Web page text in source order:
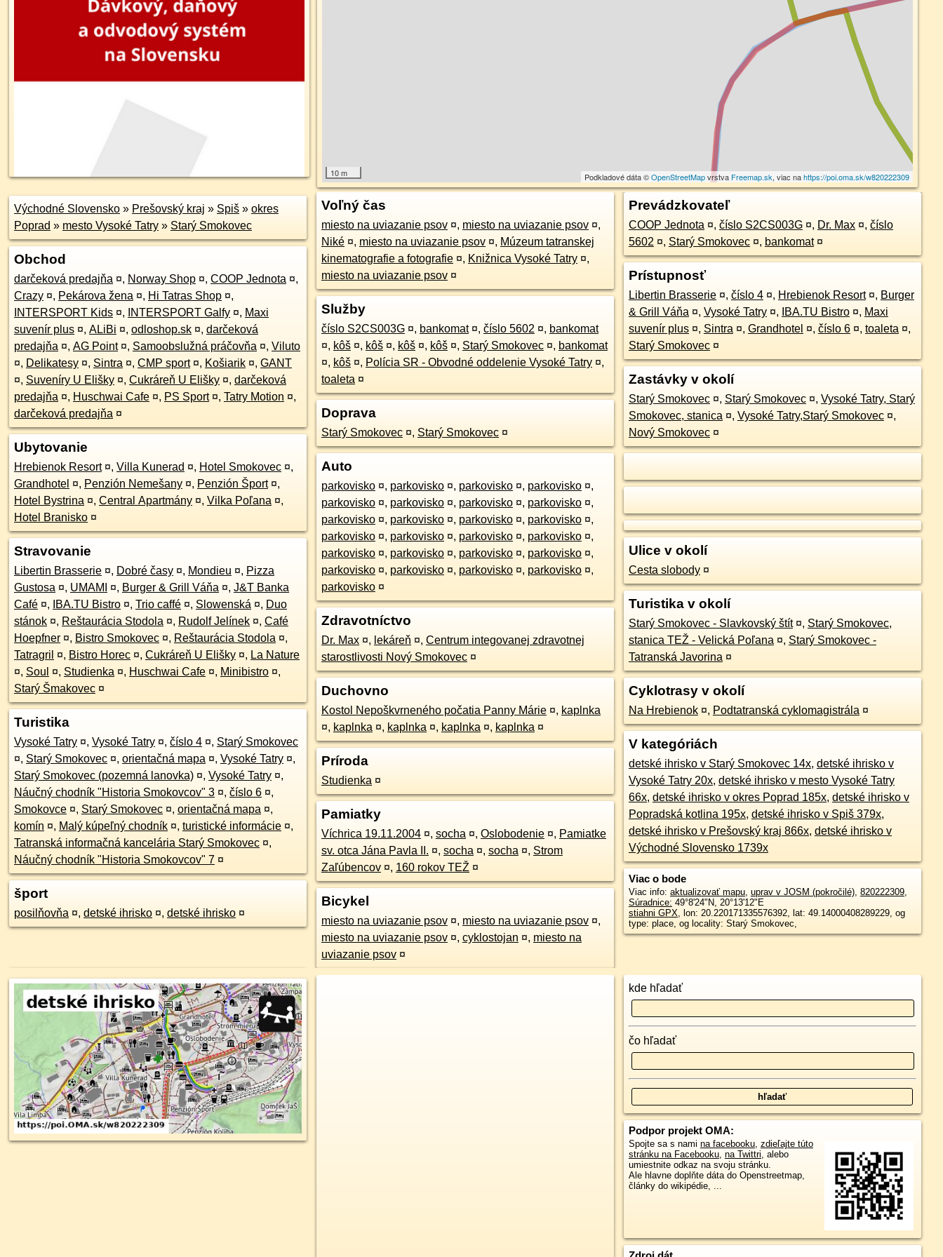
10 m Podkladové dáta ©OpenStreetMapvrstva Freemap.sk, viac nahttps://poi.oma.sk/w820222309
Východné Slovensko » Prešovský kraj » Spiš » okres
Poprad » mesto Vysoké Tatry » Starý Smokovec
Obchod
darčeková predajňa ¤, Norway Shop ¤, COOP Jednota ¤,
Crazy ¤, Pekárova žena ¤, Hi Tatras Shop ¤,
INTERSPORT Kids ¤, INTERSPORT Galfy ¤, Maxi
suvenír plus ¤, ALiBi ¤, odloshop.sk ¤, darčeková
predajňa ¤, AG Point ¤, Samoobslužná práčovňa ¤, Viluto
¤, Delikatesy ¤, Sintra ¤, CMP sport ¤, Košiarik ¤, GANT
¤, Suveníry U Elišky ¤, Cukráreň U Elišky ¤, darčeková
predajňa ¤, Huschwai Cafe ¤, PS Sport ¤, Tatry Motion ¤,
darčeková predajňa ¤
Ubytovanie
Hrebienok Resort ¤, Villa Kunerad ¤, Hotel Smokovec ¤,
Grandhotel ¤, Penzión Nemešany ¤, Penzión Šport ¤,
Hotel Bystrina ¤, Central Apartmány ¤, Vilka Poľana ¤,
Hotel Branisko ¤
Stravovanie
Libertin Brasserie ¤, Dobré časy ¤, Mondieu ¤, Pizza
Gustosa ¤, UMAMI ¤, Burger & Grill Váňa ¤, J&T Banka
Café ¤, IBA.TU Bistro ¤, Trio caffé ¤, Slowenská ¤, Duo
stánok ¤, Reštaurácia Stodola ¤, Rudolf Jelínek ¤, Café
Hoepfner ¤, Bistro Smokovec ¤, Reštaurácia Stodola ¤,
Tatragril ¤, Bistro Horec ¤, Cukráreň U Elišky ¤, La Nature
¤, Soul ¤, Studienka ¤, Huschwai Cafe ¤, Minibistro ¤,
Starý Šmakovec ¤
Turistika
Vysoké Tatry ¤, Vysoké Tatry ¤, číslo 4 ¤, Starý Smokovec
¤, Starý Smokovec ¤, orientačná mapa ¤, Vysoké Tatry ¤,
Starý Smokovec (pozemná lanovka) ¤, Vysoké Tatry ¤,
Náučný chodník "Historia Smokovcov" 3 ¤, číslo 6 ¤,
Smokovce ¤, Starý Smokovec ¤, orientačná mapa ¤,
komín ¤, Malý kúpeľný chodník ¤, turistické informácie ¤,
Tatranská informačná kancelária Starý Smokovec ¤,
Náučný chodník "Historia Smokovcov" 7 ¤
šport
posilňovňa ¤, detské ihrisko ¤, detské ihrisko ¤
Voľný čas
miesto na uviazanie psov ¤, miesto na uviazanie psov ¤,
Niké ¤, miesto na uviazanie psov ¤, Múzeum tatranskej
kinematografie a fotografie ¤, Knižnica Vysoké Tatry ¤,
miesto na uviazanie psov ¤
Služby
číslo S2CS003G ¤, bankomat ¤, číslo 5602 ¤, bankomat
¤, kôš ¤, kôš ¤, kôš ¤, kôš ¤, Starý Smokovec ¤, bankomat
¤, kôš ¤, Polícia SR - Obvodné oddelenie Vysoké Tatry ¤,
toaleta ¤
Doprava
Starý Smokovec ¤, Starý Smokovec ¤
Auto
parkovisko ¤, parkovisko ¤, parkovisko ¤, parkovisko ¤,
parkovisko ¤, parkovisko ¤, parkovisko ¤, parkovisko ¤,
parkovisko ¤, parkovisko ¤, parkovisko ¤, parkovisko ¤,
parkovisko ¤, parkovisko ¤, parkovisko ¤, parkovisko ¤,
parkovisko ¤, parkovisko ¤, parkovisko ¤, parkovisko ¤,
parkovisko ¤, parkovisko ¤, parkovisko ¤, parkovisko ¤,
parkovisko ¤
Zdravotníctvo
Dr. Max ¤, lekáreň ¤, Centrum integovanej zdravotnej
starostlivosti Nový Smokovec ¤
Duchovno
Kostol Nepoškvrneného počatia Panny Márie ¤, kaplnka
¤, kaplnka ¤, kaplnka ¤, kaplnka ¤, kaplnka ¤
Príroda
Studienka ¤
Pamiatky
Víchrica 19.11.2004 ¤, socha ¤, Oslobodenie ¤, Pamiatke
sv. otca Jána Pavla II. ¤, socha ¤, socha ¤, Strom
Zaľúbencov ¤, 160 rokov TEŽ ¤
Bicykel
miesto na uviazanie psov ¤, miesto na uviazanie psov ¤,
miesto na uviazanie psov ¤, cyklostojan ¤, miesto na
uviazanie psov ¤
Prevádzkovateľ
COOP Jednota ¤, číslo S2CS003G ¤, Dr. Max ¤, číslo
5602 ¤, Starý Smokovec ¤, bankomat ¤
Prístupnosť
Libertin Brasserie ¤, číslo 4 ¤, Hrebienok Resort ¤, Burger
& Grill Váňa ¤, Vysoké Tatry ¤, IBA.TU Bistro ¤, Maxi
suvenír plus ¤, Sintra ¤, Grandhotel ¤, číslo 6 ¤, toaleta ¤,
Starý Smokovec ¤
Zastávky v okolí
Starý Smokovec ¤, Starý Smokovec ¤, Vysoké Tatry, Starý
Smokovec, stanica ¤, Vysoké Tatry,Starý Smokovec ¤,
Nový Smokovec ¤
Ulice v okolí
Cesta slobody ¤
Turistika v okolí
Starý Smokovec - Slavkovský štít ¤, Starý Smokovec,
stanica TEŽ - Velická Poľana ¤, Starý Smokovec -
Tatranská Javorina ¤
Cyklotrasy v okolí
Na Hrebienok ¤, Podtatranská cyklomagistrála ¤
V kategóriách
detské ihrisko v Starý Smokovec 14x, detské ihrisko v
Vysoké Tatry 20x, detské ihrisko v mesto Vysoké Tatry
66x, detské ihrisko v okres Poprad 185x, detské ihrisko v
Popradská kotlina 195x, detské ihrisko v Spiš 379x,
detské ihrisko v Prešovský kraj 866x, detské ihrisko v
Východné Slovensko 1739x
Viac o bode
Viac info: aktualizovať mapu, uprav v JOSM (pokročilé), 820222309,
Súradnice: 49°8'24"N, 20°13'12"E
stiahni GPX, lon: 20.220171335576392, lat: 49.14000408289229, og
type: place, og locality: Starý Smokovec,
kde hľadať
čo hľadať
Podpor projekt OMA:
Spojte sa s nami na facebooku, zdieľajte túto
stránku na Facebooku, na Twittri, alebo
umiestnite odkaz na svoju stránku.
Ale hlavne doplňte dáta do Openstreetmap,
články do wikipédie, ...